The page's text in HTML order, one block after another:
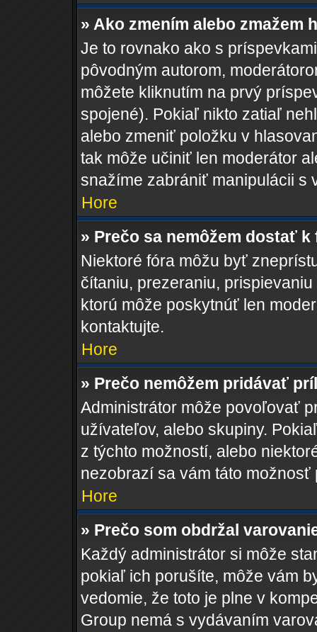
» Ako zmením alebo zmažem
Je to rovnako ako s
pôvodným autorom,
môžete kliknutím na prvý
spojené). Pokiaľ nikto zatiaľ
alebo zmeniť položku v
tak môže učiniť len moderátor
snažíme zabrániť manipulácii s
Hore
» Prečo sa nemôžem dostať k
Niektoré fóra môžu byť
čítaniu, prezeraniu,
ktorú môže poskytnúť len
kontaktujte.
Hore
» Prečo nemôžem pridávať
Administrátor môže povoľovať
užívateľov, alebo skupiny.
z týchto možností, alebo
nezobrazí sa vám táto
Hore
» Prečo som obdržal
Každý administrátor si môže
pokiaľ ich porušíte, môže vám
vedomie, že toto je plne v
Group nemá s vydávaním